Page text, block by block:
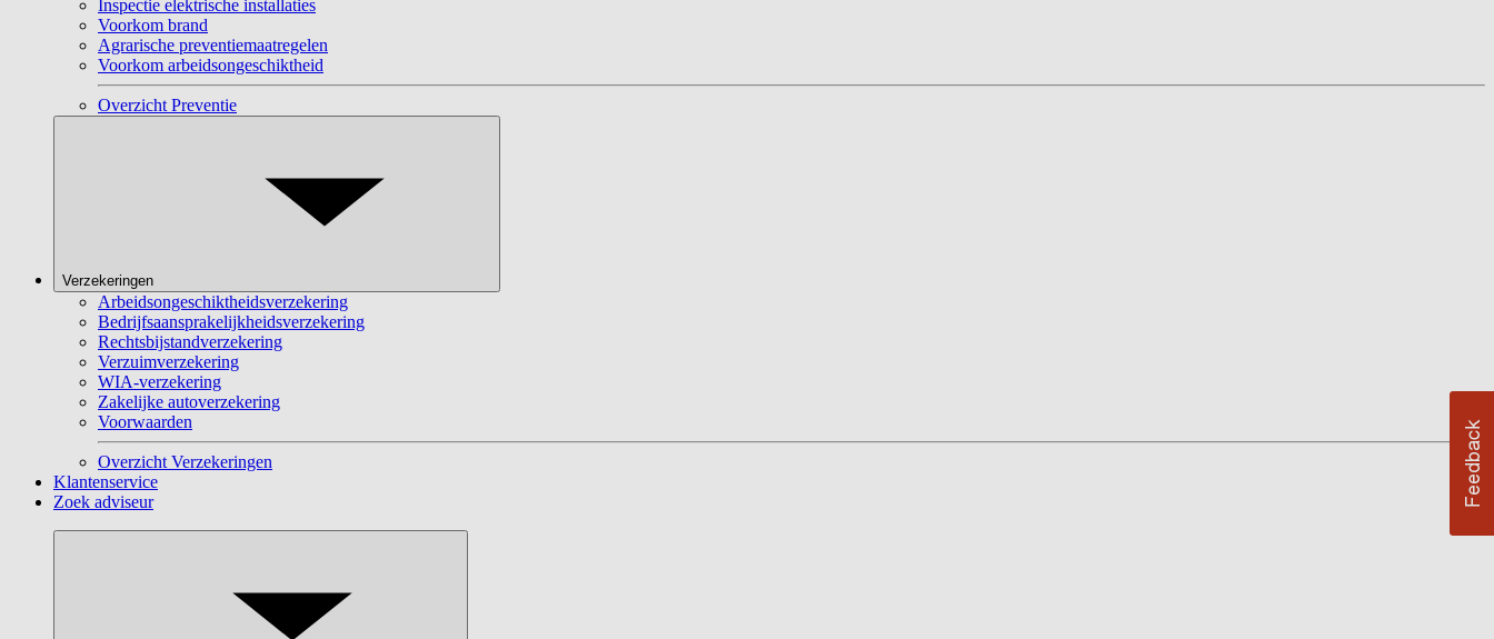
Inspectie elektrische installaties
Voorkom brand
Agrarische preventiemaatregelen
Voorkom arbeidsongeschiktheid
Overzicht Preventie
Verzekeringen
Arbeidsongeschiktheidsverzekering
Bedrijfsaansprakelijkheidsverzekering
Rechtsbijstandverzekering
Verzuimverzekering
WIA-verzekering
Zakelijke autoverzekering
Voorwaarden
Overzicht Verzekeringen
Klantenservice
Zoek adviseur